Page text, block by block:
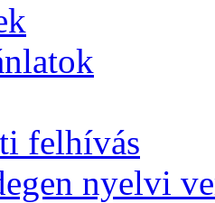
felhívás
nyelvi